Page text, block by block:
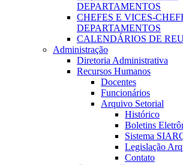
DEPARTAMENTOS
CHEFES E VICES-
DEPARTAMENTOS
CALENDÁRIOS DE
Administração
Diretoria Administrativa
Recursos Humanos
Docentes
Funcionários
Arquivo Setorial
Histórico
Boletins
Sistema
Legislação
Contato